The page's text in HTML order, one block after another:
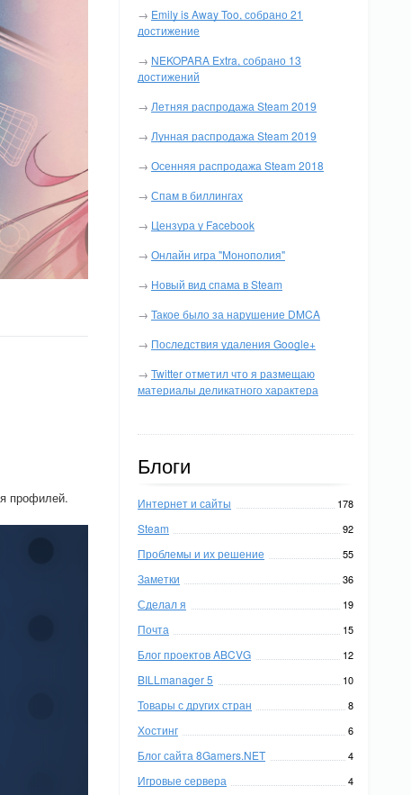
→ Emily is Away Too, собрано 21
достижение
→ NEKOPARA Extra, собрано 13
достижений
→ Летняя распродажа Steam 2019
→ Лунная распродажа Steam 2019
→ Осенняя распродажа Steam 2018
→ Спам в биллингах
→ Цензура у Facebook
→ Онлайн игра "Монополия"
→ Новый вид спама в Steam
→ Такое было за нарушение DMCA
→ Последствия удаления Google+
→ Twitter отметил что я размещаю
материалы деликатного характера
Блоги
Интернет и сайты 178
Steam 92
Проблемы и их решение 55
Заметки 36
Сделал я 19
Почта 15
Блог проектов ABCVG 12
BILLmanager 5 10
Товары с других стран 8
Хостинг 6
Блог сайта 8Gamers.NET 4
Игровые сервера 4
профилей.